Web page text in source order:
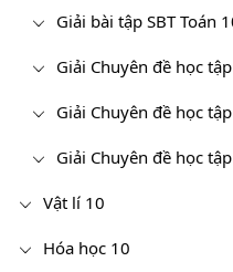
Giải bài tập SBT Toán
Giải Chuyên đề học
Giải Chuyên đề học
Giải Chuyên đề học
Vật lí 10
Hóa học 10